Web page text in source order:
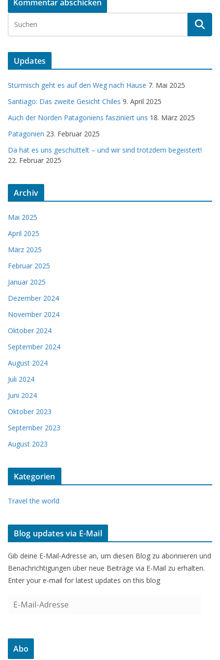
Updates
Stürmisch geht es auf den Weg nach Hause 7. Mai 2025
Santiago: Das zweite Gesicht Chiles 9. April 2025
Auch der Norden Patagoniens fasziniert uns 18. März 2025
Patagonien 23. Februar 2025
Da hat es uns geschüttelt – und wir sind trotzdem begeistert!
22. Februar 2025
Archiv
Mai 2025
April 2025
März 2025
Februar 2025
Januar 2025
Dezember 2024
November 2024
Oktober 2024
September 2024
August 2024
Juli 2024
Juni 2024
Oktober 2023
September 2023
August 2023
Kategorien
Travel the world
Blog updates via E-Mail
Gib deine E-Mail-Adresse an, um diesen Blog zu abonnieren und
Benachrichtigungen über neue Beiträge via E-Mail zu erhalten.
Enter your e-mail for latest updates on this blog
a
Abo